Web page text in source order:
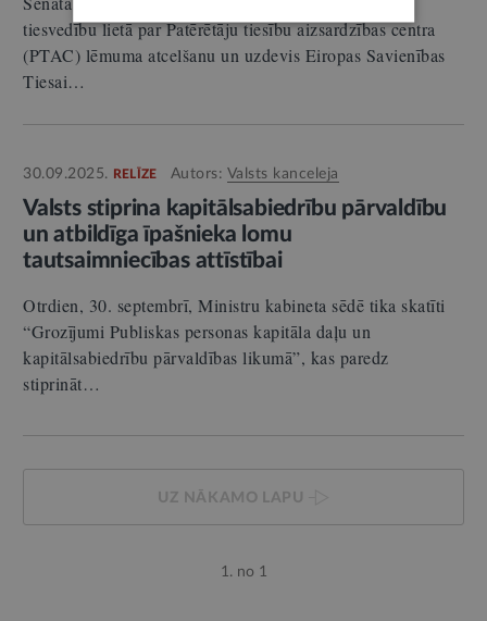
tiesvedību lietā par Patērētāju tiesību aizsardzības centra
(PTAC) lēmuma atcelšanu un uzdevis Eiropas Savienības
Tiesai…
30.09.2025. RELĪZE Autors: Valsts kanceleja
Valsts stiprina kapitālsabiedrību pārvaldību
un atbildīga īpašnieka lomu
tautsaimniecības attīstībai
Otrdien, 30. septembrī, Ministru kabineta sēdē tika skatīti
“Grozījumi Publiskas personas kapitāla daļu un
kapitālsabiedrību pārvaldības likumā”, kas paredz
stiprināt…
UZ NĀKAMO LAPU
1. no 1